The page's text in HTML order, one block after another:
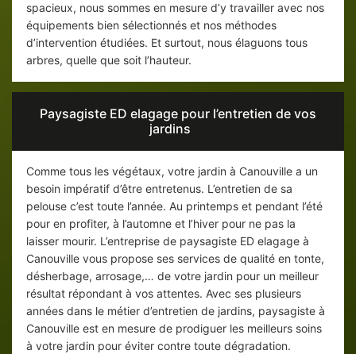
spacieux, nous sommes en mesure d’y travailler avec nos
équipements bien sélectionnés et nos méthodes
d’intervention étudiées. Et surtout, nous élaguons tous
arbres, quelle que soit l’hauteur.
Paysagiste ED elagage pour l’entretien de vos
jardins
Comme tous les végétaux, votre jardin à Canouville a un
besoin impératif d’être entretenus. L’entretien de sa
pelouse c’est toute l’année. Au printemps et pendant l’été
pour en profiter, à l’automne et l’hiver pour ne pas la
laisser mourir. L’entreprise de paysagiste ED elagage à
Canouville vous propose ses services de qualité en tonte,
désherbage, arrosage,… de votre jardin pour un meilleur
résultat répondant à vos attentes. Avec ses plusieurs
années dans le métier d’entretien de jardins, paysagiste à
Canouville est en mesure de prodiguer les meilleurs soins
à votre jardin pour éviter contre toute dégradation.